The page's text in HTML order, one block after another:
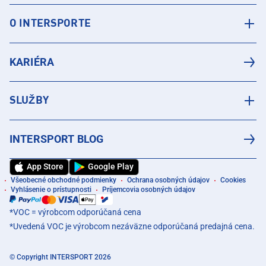
O INTERSPORTE
KARIÉRA
SLUŽBY
INTERSPORT BLOG
App Store Google Play
Všeobecné obchodné podmienky Ochrana osobných údajov
Cookies
Vyhlásenie o prístupnosti
Príjemcovia osobných údajov
*VOC = výrobcom odporúčaná cena
*Uvedená VOC je výrobcom nezáväzne odporúčaná predajná cena.
© Copyright INTERSPORT 2026